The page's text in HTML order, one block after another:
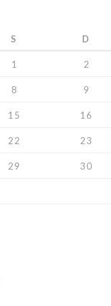
S D
1 2
8 9
15 16
22 23
29 30